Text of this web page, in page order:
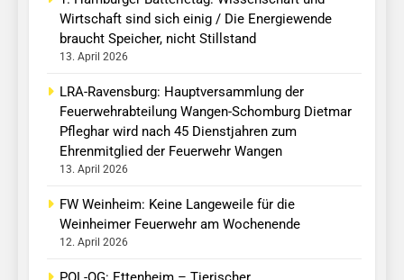
Wirtschaft sind sich einig / Die Energiewende
braucht Speicher, nicht Stillstand
13. April 2026
LRA-Ravensburg: Hauptversammlung der
Feuerwehrabteilung Wangen-Schomburg Dietmar
Pfleghar wird nach 45 Dienstjahren zum
Ehrenmitglied der Feuerwehr Wangen
13. April 2026
FW Weinheim: Keine Langeweile für die
Weinheimer Feuerwehr am Wochenende
12. April 2026